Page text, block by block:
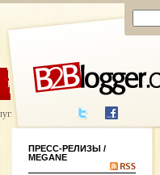
ЦЕНЫ ПОМОЩЬ
написания
ПРЕСС-РЕЛИЗЫ /
MEGANE